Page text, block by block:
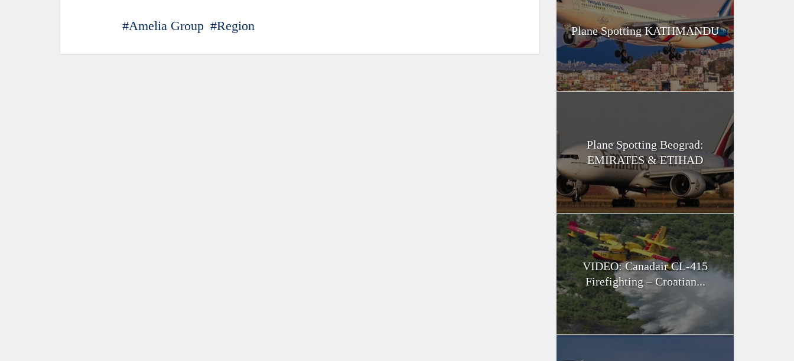
Amelia Group Region Plane Spotting KATHMANDU
Plane Spotting Beograd:
EMIRATES & ETIHAD
VIDEO: Canadair CL-415
Firefighting – Croatian...